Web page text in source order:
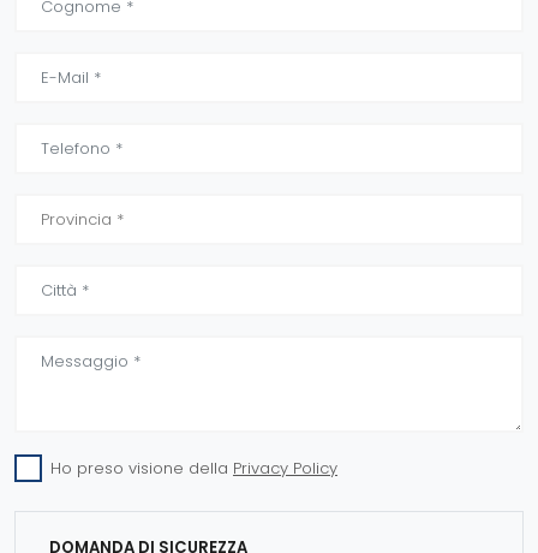
Ho preso visione della Privacy Policy
DOMANDA DI SICUREZZA